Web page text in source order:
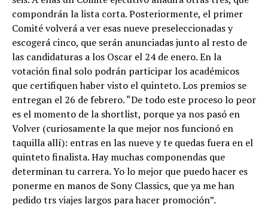
compondrán la lista corta. Posteriormente, el primer
Comité volverá a ver esas nueve preseleccionadas y
escogerá cinco, que serán anunciadas junto al resto de
las candidaturas a los Oscar el 24 de enero. En la
votación final solo podrán participar los académicos
que certifiquen haber visto el quinteto. Los premios se
entregan el 26 de febrero. “De todo este proceso lo peor
es el momento de la shortlist, porque ya nos pasó en
Volver (curiosamente la que mejor nos funcionó en
taquilla allí): entras en las nueve y te quedas fuera en el
quinteto finalista. Hay muchas componendas que
determinan tu carrera. Yo lo mejor que puedo hacer es
ponerme en manos de Sony Classics, que ya me han
pedido trs viajes largos para hacer promoción”.